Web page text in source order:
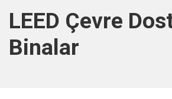
LEED Çevre
Binalar